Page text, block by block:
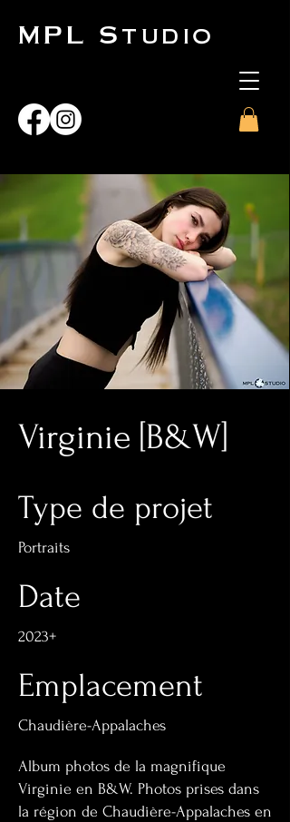
MPL Studio
Virginie [B&W]
Type de projet
Portraits
Date
2023+
Emplacement
Chaudière-Appalaches
Album photos de la magnifique
Virginie en B&W. Photos prises dans
la région de Chaudière-Appalaches en